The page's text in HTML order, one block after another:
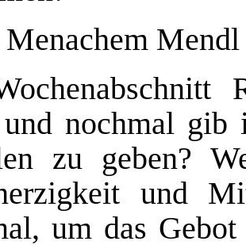
nochmal
zu geben?
und
um das